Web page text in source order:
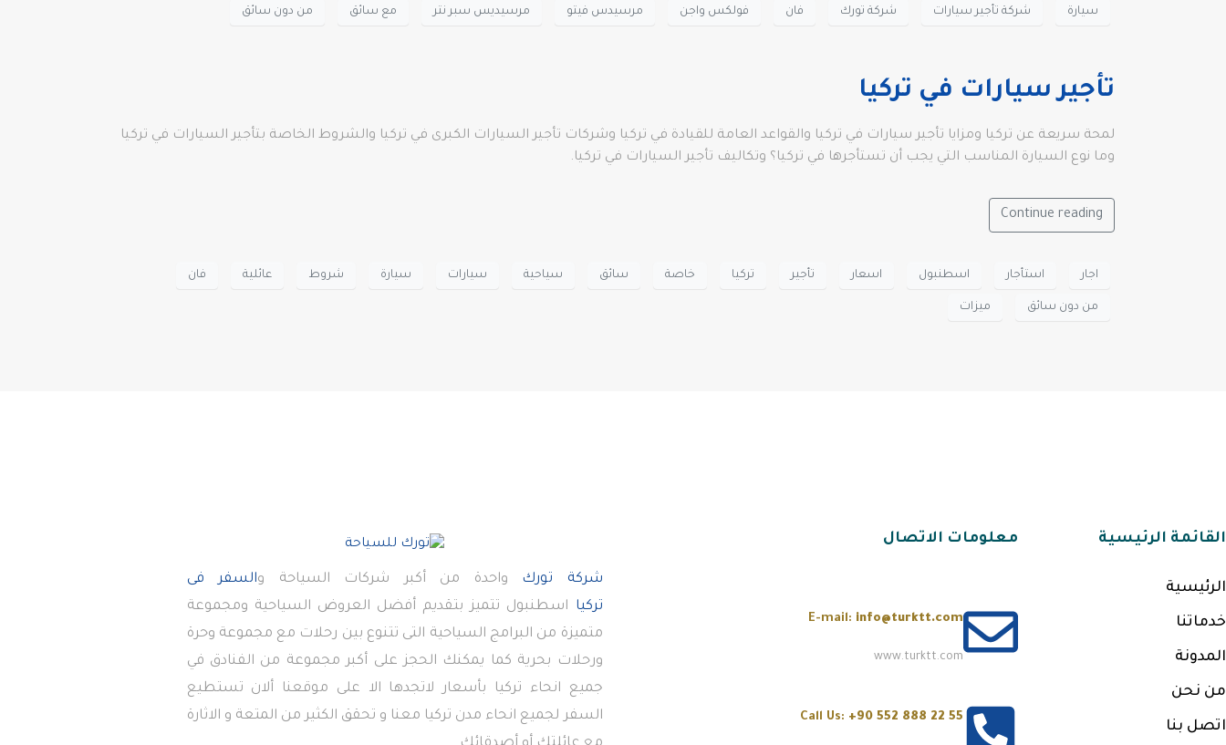
سيارة شركة تأجير سيارات شركة تورك فان فولكس واجن مرسيدس فيتو مرسيديس سبر نتر مع سائق من دون سائق
تأجير سيارات في تركيا
لمحة سريعة عن تركيا ومزايا تأجير سيارات في تركيا والقواعد العامة للقيادة في تركيا وشركات تأجير السيارات الكبرى في تركيا والشروط الخاصة بتأجير السيارات في تركيا
وما نوع السيارة المناسب التي يجب أن تستأجرها في تركيا؟ وتكاليف تأجير السيارات في تركيا.
Continue reading
اجار استأجار اسطنبول اسعار تأجير تركيا خاصة سائق سياحية سيارات سيارة شروط عائلية فان
من دون سائق ميزات
القائمة الرئيسية
الرئيسية
خدماتنا
المدونة
من نحن
اتصل بنا
معلومات الاتصال
E-mail: info@turktt.com
www.turktt.com
Call Us: +90 552 888 22 55
شركة تورك واحدة من أكبر شركات السياحة والسفر فى
تركيا اسطنبول تتميز بتقديم أفضل العروض السياحية ومجموعة
متميزة من البرامج السياحية التى تتنوع بين رحلات مع مجموعة وحرة
ورحلات بحرية كما يمكنك الحجز على أكبر مجموعة من الفنادق في
جميع انحاء تركيا بأسعار لاتجدها الا على موقعنا ألان تستطيع
السفر لجميع انحاء مدن تركيا معنا و تحقق الكثير من المتعة و الاثارة